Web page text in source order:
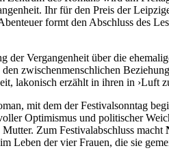
Ihr für den Preis der
formt den Abschluss des
der Vergangenheit über die
zwischenmenschlichen
lakonisch erzählt in ihren in ›Luft
mit dem der Festivalsonntag
Optimismus und politischer
Zum Festivalabschluss macht
Leben der vier Frauen, die sie